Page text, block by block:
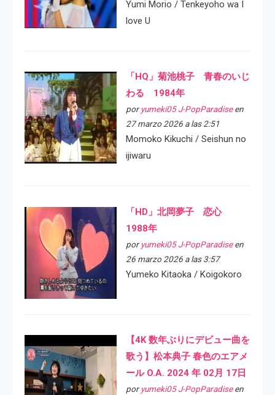
Yumi Morio / Tenkeyoho wa I
love U
「HQ」菊池桃子 青春のいじ
わる 1984年
por yumeki05 J-PopParadiseen
27 marzo 2026 a las 2:51
Momoko Kikuchi / Seishun no
ijiwaru
「HD」北岡夢子 恋心
1988年
por yumeki05 J-PopParadiseen
26 marzo 2026 a las 3:57
Yumeko Kitaoka / Koigokoro
【4K 数年ぶりにデビュー曲を
歌う】松本典子 春色のエアメ
ール O.A. 2024 年 02月 17日
por yumeki05 J-PopParadiseen